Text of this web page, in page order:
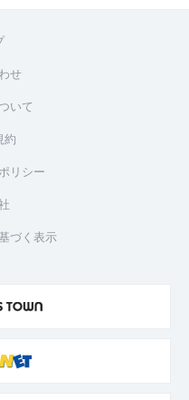
せ
いて
約
リシー
づく表示